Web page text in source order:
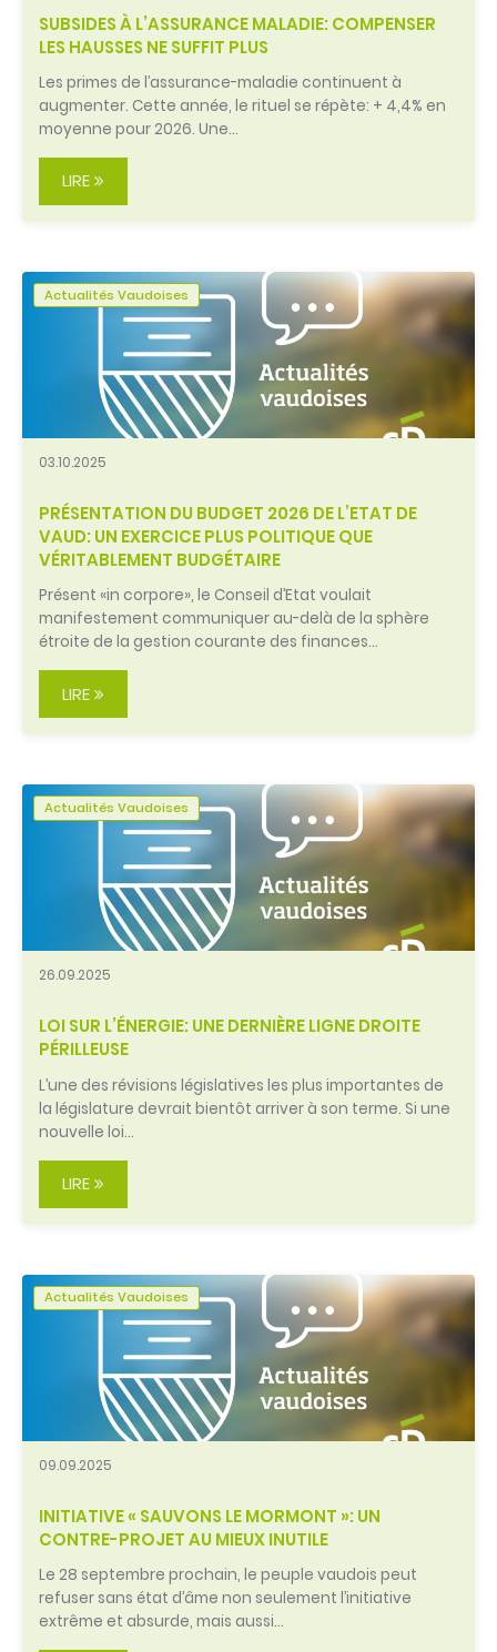
SUBSIDES À L’ASSURANCE MALADIE: COMPENSER
LES HAUSSES NE SUFFIT PLUS
Les primes de l’assurance-maladie continuent à
augmenter. Cette année, le rituel se répète: + 4,4% en
moyenne pour 2026. Une…
LIRE
Actualités Vaudoises
03.10.2025
PRÉSENTATION DU BUDGET 2026 DE L’ETAT DE
VAUD: UN EXERCICE PLUS POLITIQUE QUE
VÉRITABLEMENT BUDGÉTAIRE
Présent «in corpore», le Conseil d’Etat voulait
manifestement communiquer au-delà de la sphère
étroite de la gestion courante des finances…
LIRE
Actualités Vaudoises
26.09.2025
LOI SUR L’ÉNERGIE: UNE DERNIÈRE LIGNE DROITE
PÉRILLEUSE
L’une des révisions législatives les plus importantes de
la législature devrait bientôt arriver à son terme. Si une
nouvelle loi…
LIRE
Actualités Vaudoises
09.09.2025
INITIATIVE « SAUVONS LE MORMONT »: UN
CONTRE-PROJET AU MIEUX INUTILE
Le 28 septembre prochain, le peuple vaudois peut
refuser sans état d’âme non seulement l’initiative
extrême et absurde, mais aussi…